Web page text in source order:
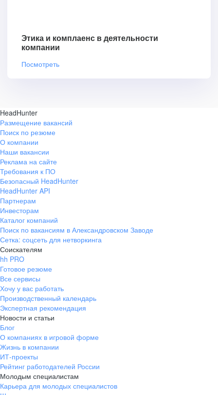
Этика и комплаенс в деятельности
компании
Посмотреть
HeadHunter
Размещение вакансий
Поиск по резюме
О компании
Наши вакансии
Реклама на сайте
Требования к ПО
Безопасный HeadHunter
HeadHunter API
Партнерам
Инвесторам
Каталог компаний
Поиск по вакансиям в Александровском Заводе
Сетка: соцсеть для нетворкинга
Соискателям
hh PRO
Готовое резюме
Все сервисы
Хочу у вас работать
Производственный календарь
Экспертная рекомендация
Новости и статьи
Блог
О компаниях в игровой форме
Жизнь в компании
ИТ-проекты
Рейтинг работодателей России
Молодым специалистам
Карьера для молодых специалистов